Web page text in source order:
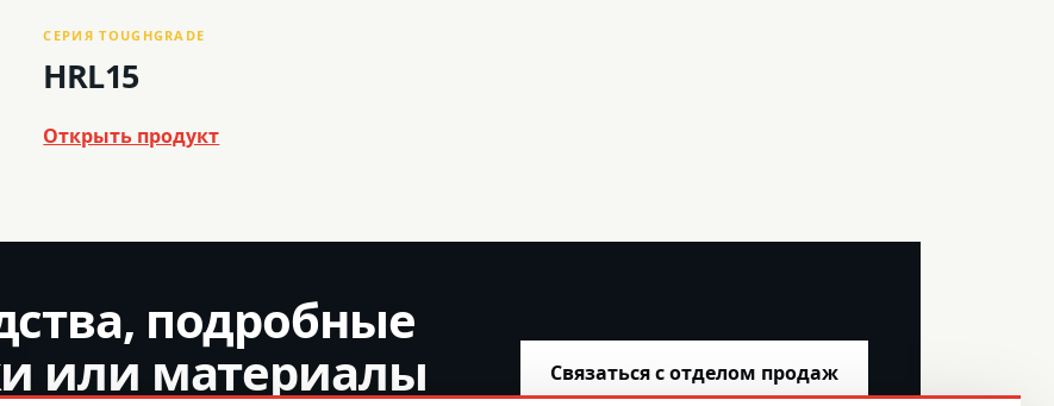
СЕРИЯ TOUGHGRADE
HRL15
Открыть продукт
подробные
или материалы
Связаться с отделом продаж